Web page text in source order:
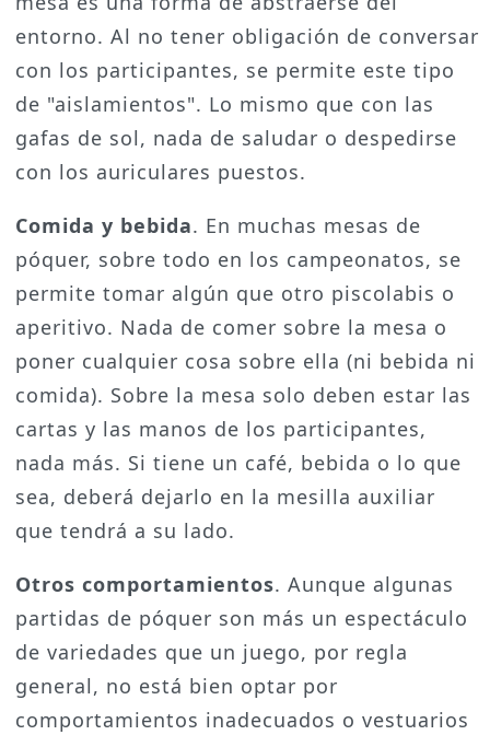
entorno. Al no tener obligación de conversar
con los participantes, se permite este tipo
de "aislamientos". Lo mismo que con las
gafas de sol, nada de saludar o despedirse
con los auriculares puestos.
Comida y bebida. En muchas mesas de
póquer, sobre todo en los campeonatos, se
permite tomar algún que otro piscolabis o
aperitivo. Nada de comer sobre la mesa o
poner cualquier cosa sobre ella (ni bebida ni
comida). Sobre la mesa solo deben estar las
cartas y las manos de los participantes,
nada más. Si tiene un café, bebida o lo que
sea, deberá dejarlo en la mesilla auxiliar
que tendrá a su lado.
Otros comportamientos. Aunque algunas
partidas de póquer son más un espectáculo
de variedades que un juego, por regla
general, no está bien optar por
comportamientos inadecuados o vestuarios